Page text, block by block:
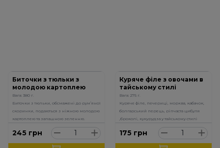
Биточки з тюльки з
молодою картоплею
Вага: 380 г.
Биточки з тюльки, обсмажені до рум’яної
скоринки, подаються з ніжною молодою
картоплею та запашною зеленню.
245 грн
Куряче філе з овочами в
тайському стилі
Вага: 275 г.
Куряче філе, печериці, морква, кабачок,
болгарський перець, ріпчаста цибуля
,броколі, кукурудза у тайському стилі
175 грн